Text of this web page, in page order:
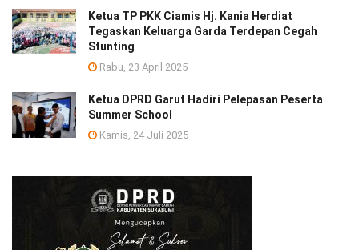
Ketua TP PKK Ciamis Hj. Kania Herdiat
Tegaskan Keluarga Garda Terdepan Cegah
Stunting
Rabu, 23 April 2025
Ketua DPRD Garut Hadiri Pelepasan Peserta
Summer School
Kamis, 24 Juli 2025